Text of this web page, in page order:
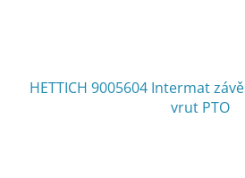
HETTICH 9005604 Intermat
vrut PTO